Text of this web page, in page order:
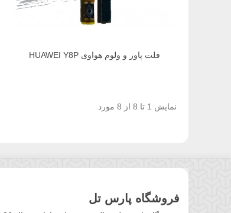
فلت پاور و ولوم هواوی HUAWEI Y8P
نمایش 1 تا 8 از 8 مورد
فروشگاه پارس تل